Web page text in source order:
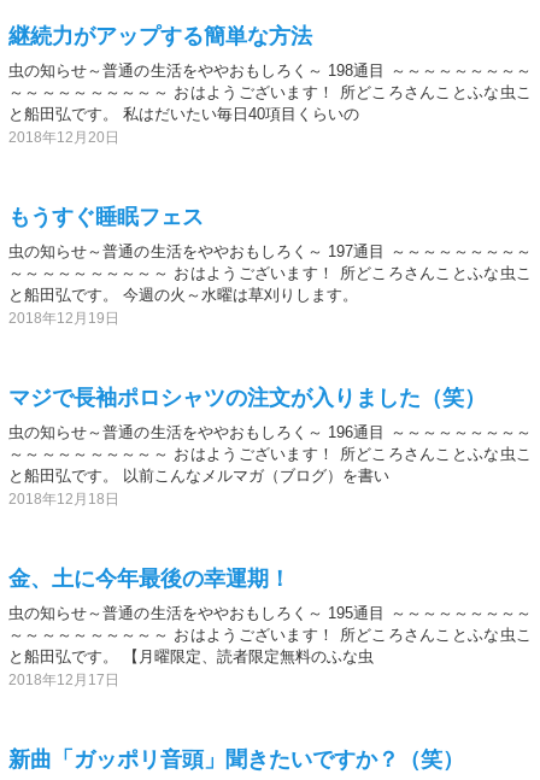
継続力がアップする簡単な方法
虫の知らせ～普通の生活をややおもしろく～ 198通目 ～～～～～～～～～
～～～～～～～～～～ おはようございます！ 所どころさんことふな虫こ
と船田弘です。 私はだいたい毎日40項目くらいの
2018年12月20日
もうすぐ睡眠フェス
虫の知らせ～普通の生活をややおもしろく～ 197通目 ～～～～～～～～～
～～～～～～～～～～ おはようございます！ 所どころさんことふな虫こ
と船田弘です。 今週の火～水曜は草刈りします。
2018年12月19日
マジで長袖ポロシャツの注文が入りました（笑）
虫の知らせ～普通の生活をややおもしろく～ 196通目 ～～～～～～～～～
～～～～～～～～～～ おはようございます！ 所どころさんことふな虫こ
と船田弘です。 以前こんなメルマガ（ブログ）を書い
2018年12月18日
金、土に今年最後の幸運期！
虫の知らせ～普通の生活をややおもしろく～ 195通目 ～～～～～～～～～
～～～～～～～～～～ おはようございます！ 所どころさんことふな虫こ
と船田弘です。 【月曜限定、読者限定無料のふな虫
2018年12月17日
新曲「ガッポリ音頭」聞きたいですか？（笑）